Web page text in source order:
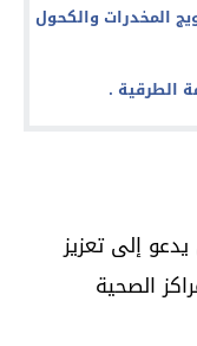
المخدرات والكحول
الطرقية .
إلى تعزيز
الصحية